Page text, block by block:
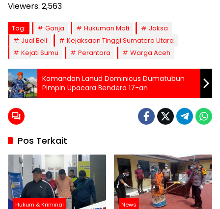
Viewers: 2,563
Tag: Ganja Hukuman Mati
Jaksa
Jual Beli
Kejaksaan Tinggi Sumatera Utara
Kejati Sumu
Perantara Warga Aceh
Komandan Lanud Dominicus Dumatubun
Pimpin Upacara Bendera 17-an
Pos Terkait
Hukum & Kriminal News